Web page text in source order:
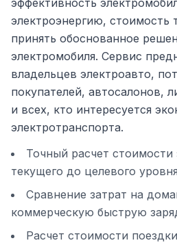
эффективность
электроэнергию, стоимость
принять обоснованное
электромобиля. Сервис
владельцев электроавто,
покупателей, автосалонов,
и всех, кто интересуется
электротранспорта.
Точный расчет стоимости
текущего до целевого
Сравнение затрат на
коммерческую быструю
Расчет стоимости